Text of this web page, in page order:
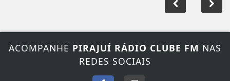
ACOMPANHE PIRAJUÍ RÁDIO CLUBE FM NAS
REDES SOCIAIS